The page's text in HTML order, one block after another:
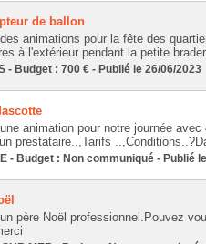
de ballon
animations pour la fête des
à l'extérieur pendant la petite
- Budget : 700 € - Publié le 26/06/2023
animation pour notre journée
prestataire..,Tarifs
- Budget : Non communiqué - Publié
père Noël professionnel.Pouvez